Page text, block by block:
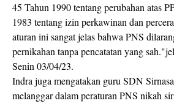
45 Tahun 1990 tentang perubahan atas
1983 tentang izin perkawinan dan
aturan ini sangat jelas bahwa PNS
pernikahan tanpa pencatatan yang
Senin 03/04/23.
Indra juga mengatakan guru SDN
melanggar dalam peraturan PNS nikah